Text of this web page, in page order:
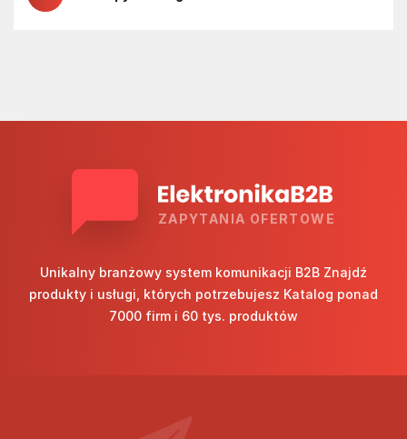
ZAPYTANIA OFERTOWE
Unikalny branżowy system komunikacji B2B Znajdź
produkty i usługi, których potrzebujesz Katalog ponad
7000 firm i 60 tys. produktów